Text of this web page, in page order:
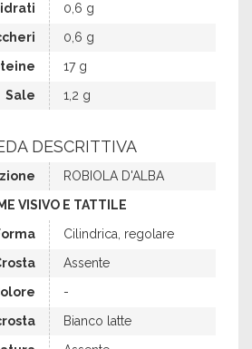
0,6 g
0,6 g
17 g
Sale
1,2 g
DESCRITTIVA
ROBIOLA D'ALBA
VISIVO E TATTILE
Cilindrica, regolare
Assente
-
Bianco latte